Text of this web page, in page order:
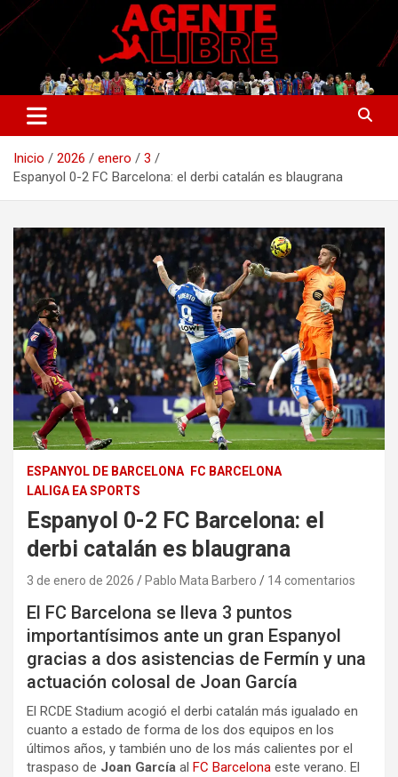
Saltar
al
Agente Libre Digital
La nueva generación del periodismo deportivo.
Inicio 2026 enero
3
Espanyol 0-2 FC Barcelona: el derbi catalán es blaugrana
ESPANYOL DE BARCELONA
FC BARCELONA
LALIGA EA SPORTS
Espanyol 0-2 FC Barcelona: el
derbi catalán es blaugrana
3 de enero de 2026 Pablo Mata Barbero 14 comentarios
El FC Barcelona se lleva 3 puntos
importantísimos ante un gran Espanyol
gracias a dos asistencias de Fermín y una
actuación colosal de Joan García
El RCDE Stadium acogió el derbi catalán más igualado en
cuanto a estado de forma de los dos equipos en los
últimos años, y también uno de los más calientes por el
traspaso de Joan García al FC Barcelona este verano. El